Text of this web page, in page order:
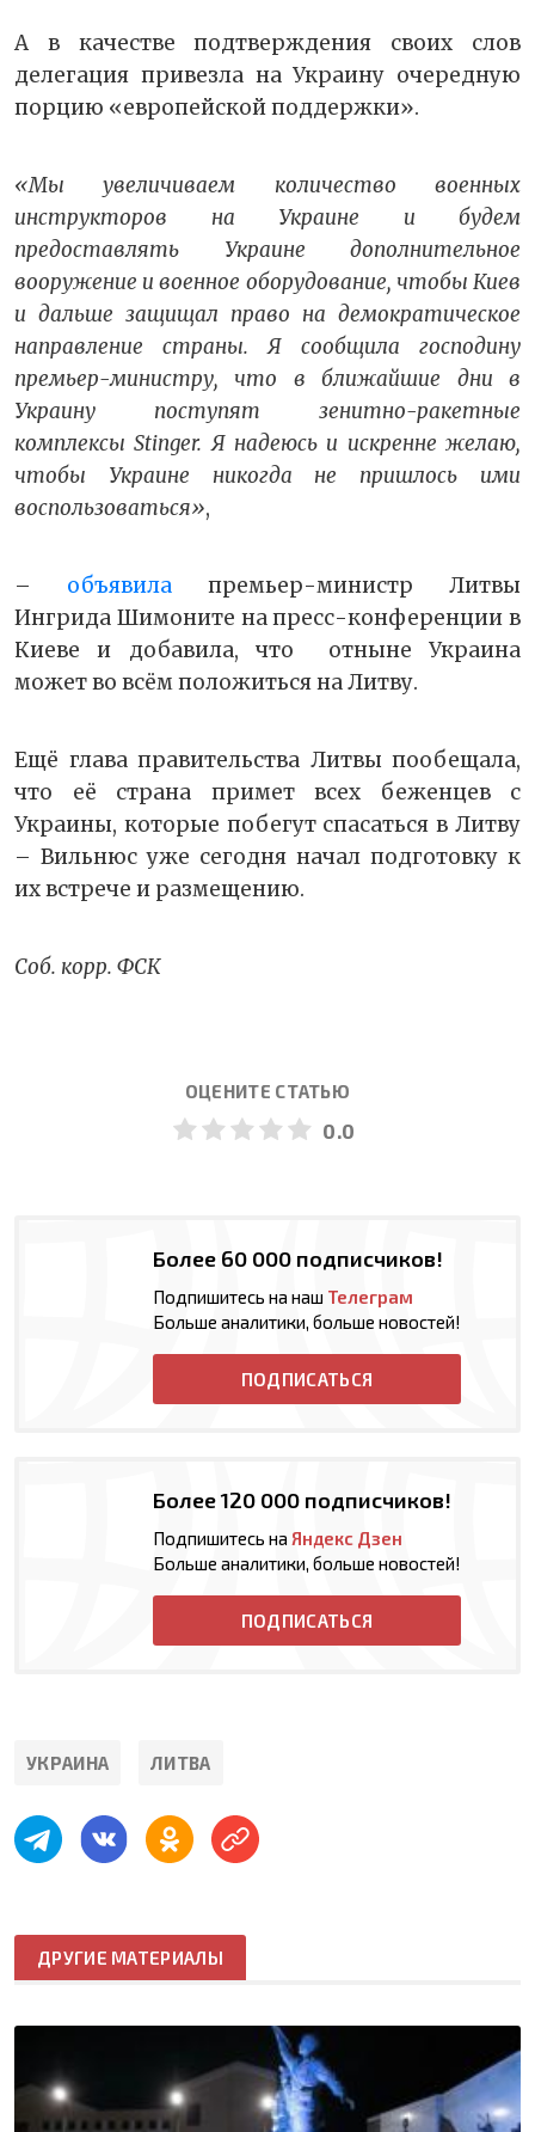
А в качестве подтверждения своих слов
делегация привезла на Украину очередную
порцию «европейской поддержки».
«Мы увеличиваем количество военных
инструкторов на Украине и будем
предоставлять Украине дополнительное
вооружение и военное оборудование, чтобы Киев
и дальше защищал право на демократическое
направление страны. Я сообщила господину
премьер-министру, что в ближайшие дни в
Украину поступят зенитно-ракетные
комплексы Stinger. Я надеюсь и искренне желаю,
чтобы Украине никогда не пришлось ими
воспользоваться»,
– объявила премьер-министр Литвы
Ингрида Шимоните на пресс-конференции в
Киеве и добавила, что отныне Украина
может во всём положиться на Литву.
Ещё глава правительства Литвы пообещала,
что её страна примет всех беженцев с
Украины, которые побегут спасаться в Литву
– Вильнюс уже сегодня начал подготовку к
их встрече и размещению.
Соб. корр. ФСК
ОЦЕНИТЕ СТАТЬЮ
0.0
Более 60 000 подписчиков!
Подпишитесь на наш Телеграм
Больше аналитики, больше новостей!
ПОДПИСАТЬСЯ
Более 120 000 подписчиков!
Подпишитесь на Яндекс Дзен
Больше аналитики, больше новостей!
ПОДПИСАТЬСЯ
УКРАИНА ЛИТВА
ДРУГИЕ МАТЕРИАЛЫ